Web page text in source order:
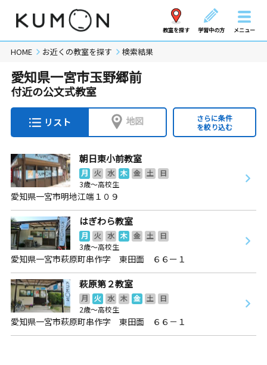
教室を探す 学習中の方 メニュー
HOME お近くの教室を探す 検索結果
愛知県一宮市玉野郷前
付近の公文式教室
リスト 地図
さらに条件
を絞り込む
朝日東小前教室
月 火 水 木 金 土
日
3歳～高校生
愛知県一宮市明地江端１０９
はぎわら教室
月 火 水 木 金 土
日
3歳～高校生
愛知県一宮市萩原町串作字 東田面 ６６ー１
萩原第２教室
月 火 水 木 金 土
日
2歳～高校生
愛知県一宮市萩原町串作字 東田面 ６６－１